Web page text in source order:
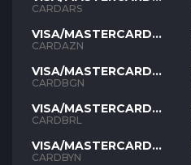
ARS
CARDARS
VISA/MASTERCARD
AZN
CARDAZN
VISA/MASTERCARD
BGN
CARDBGN
VISA/MASTERCARD
BRL
CARDBRL
VISA/MASTERCARD
BYN
CARDBYN